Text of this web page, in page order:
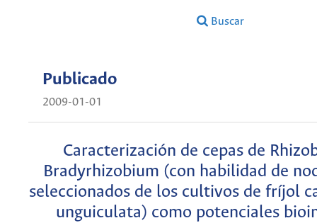
Buscar
Publicado
2009-01-01
Caracterización de cepas de
Bradyrhizobium (con habilidad de
seleccionados de los cultivos de fríjol
unguiculata) como potenciales